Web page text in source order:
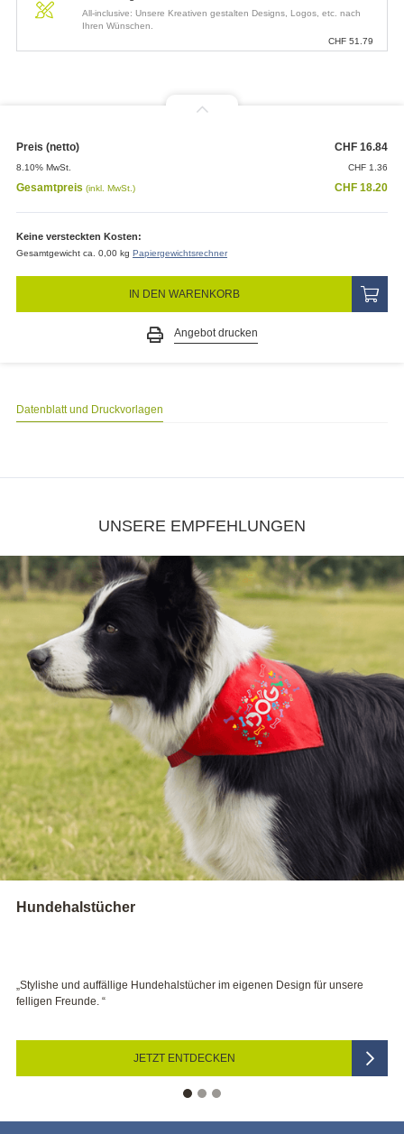
All-inclusive: Unsere Kreativen gestalten Designs, Logos, etc. nach
Ihren Wünschen.
CHF 51.79
Preis (netto) CHF 16.84
8.10% MwSt. CHF 1.36
Gesamtpreis (inkl. MwSt.) CHF 18.20
Keine versteckten Kosten:
Gesamtgewicht ca. 0,00 kg Papiergewichtsrechner
IN DEN WARENKORB
Angebot drucken
Datenblatt und Druckvorlagen
UNSERE EMPFEHLUNGEN
im eigenen Design für unsere
„Bei Hochzeit, Taufe und Co